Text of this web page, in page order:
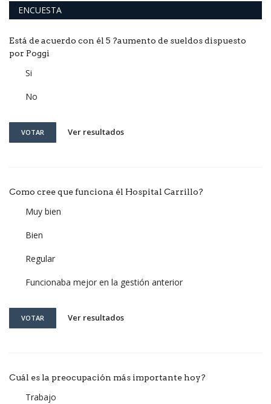
ENCUESTA
Está de acuerdo con él 5 ?aumento de sueldos dispuesto
por Poggi
Si
No
VOTAR Ver resultados
Como cree que funciona él Hospital Carrillo?
Muy bien
Bien
Regular
Funcionaba mejor en la gestión anterior
VOTAR Ver resultados
Cuál es la preocupación más importante hoy?
Trabajo